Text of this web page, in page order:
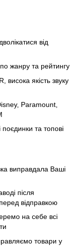
від
жанру та рейтингу
висока якість звуку
Paramount,
та топові
виправдала Ваші
після
відправкою
на себе всі
товари у